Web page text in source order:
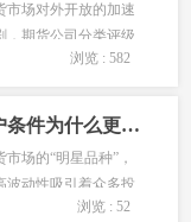
市场对外开放的加速
，期货公司分类评级
份由中国证监会每年
力的权威标尺。...
浏览 : 582
股指期货开户条件为什么更严格？特殊品种开通攻略
场的“明星品种”，
波动性吸引着众多投
件也最为严格。这背
浏览 : 52